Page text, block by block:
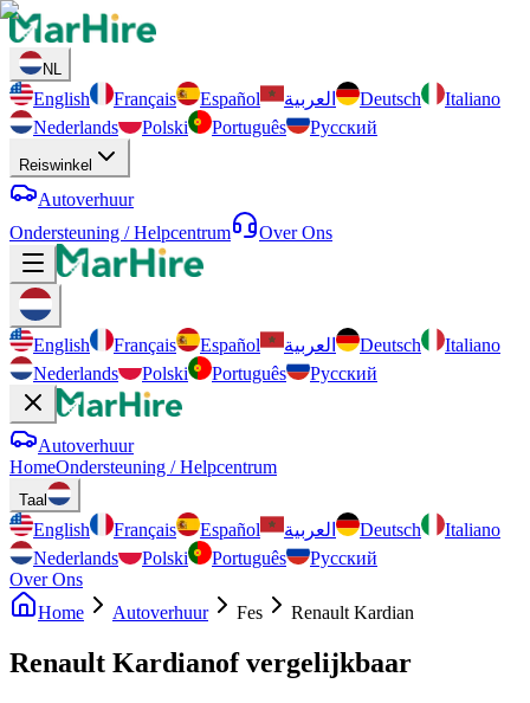
NL
English Français Español العربية Deutsch
Italiano
Nederlands
Polski Português Русский
Reiswinkel
Autoverhuur
Ondersteuning / Helpcentrum
Over Ons
English Français Español العربية Deutsch
Italiano
Nederlands
Polski Português Русский
Autoverhuur
HomeOndersteuning / Helpcentrum
Taal
English Français Español العربية Deutsch
Italiano
Nederlands
Polski Português
Русский
Over Ons
Home
Autoverhuur Fes Renault Kardian
Renault Kardianof vergelijkbaar